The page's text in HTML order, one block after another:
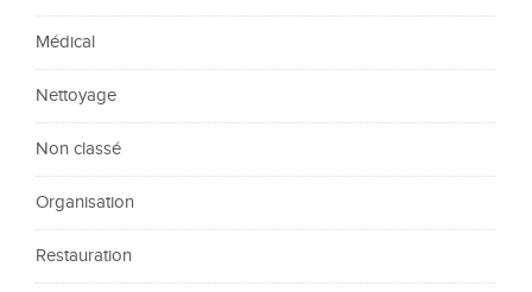
Médical
Nettoyage
Non classé
Organisation
Restauration